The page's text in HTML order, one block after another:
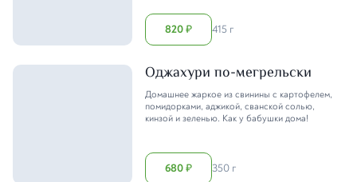
820₽ 415 г
Оджахури по-мегрельски
Домашнее жаркое из свинины с картофелем,
помидорками, аджикой, сванской солью,
кинзой и зеленью. Как у бабушки дома!
680₽ 350 г